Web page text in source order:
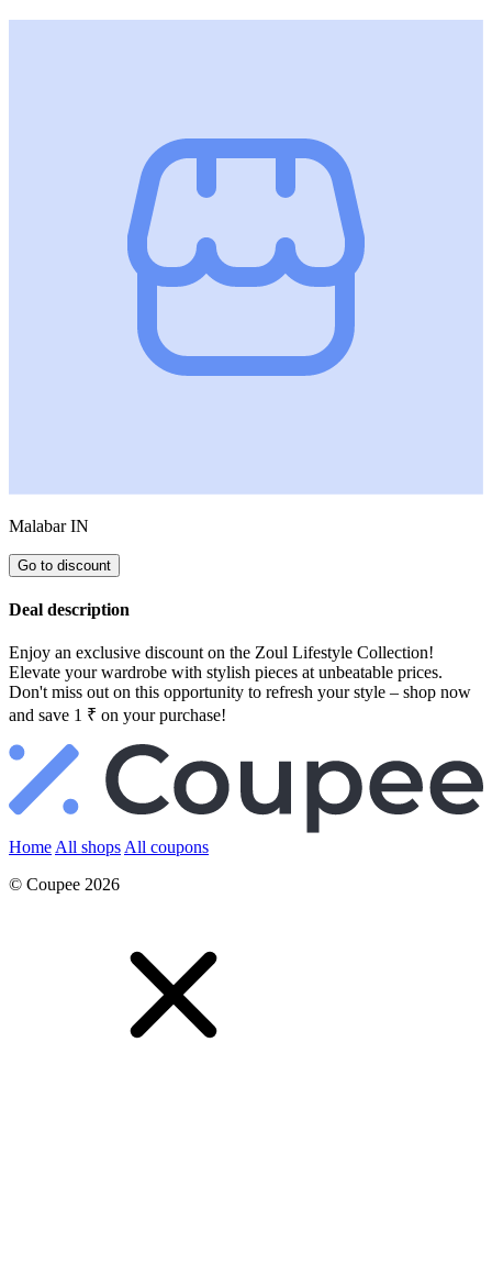
Malabar IN
Go to discount
Deal description
Enjoy an exclusive discount on the Zoul Lifestyle Collection!
Elevate your wardrobe with stylish pieces at unbeatable prices.
Don't miss out on this opportunity to refresh your style – shop now
and save 1 ₹ on your purchase!
Home All shops All coupons
© Coupee 2026